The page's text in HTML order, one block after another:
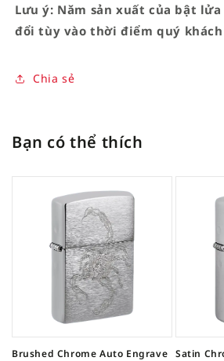
Lưu ý: Năm sản xuất của bật
đổi tùy vào thời điểm quý
Chia sẻ
Bạn có thể thích
Brushed Chrome Auto Engrave Satin